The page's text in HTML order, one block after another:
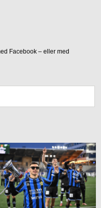
Facebook – eller med